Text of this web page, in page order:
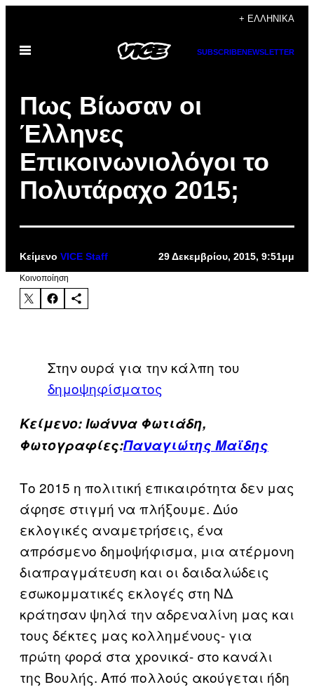
περιεχόμενο
+ ΕΛΛΗΝΙΚΆ
Ανοίξτε
SUBSCRIBENEWSLETTER
Πως Βίωσαν οι
Έλληνες
Επικοινωνιολόγοι το
Πολυτάραχο 2015;
Κείμενο VICE Staff 29 Δεκεμβρίου, 2015, 9:51μμ
Kοινοποίηση
Στην ουρά για την κάλπη του
δημοψηφίσματος
Κείμενο: Ιωάννα Φωτιάδη,
Φωτογραφίες:Παναγιώτης Μαϊδης
Το 2015 η πολιτική επικαιρότητα δεν μας
άφησε στιγμή να πλήξουμε. Δύο
εκλογικές αναμετρήσεις, ένα
απρόσμενο δημοψήφισμα, μια ατέρμονη
διαπραγμάτευση και οι δαιδαλώδεις
εσωκομματικές εκλογές στη ΝΔ
κράτησαν ψηλά την αδρεναλίνη μας και
τους δέκτες μας κολλημένους- για
πρώτη φορά στα χρονικά- στο κανάλι
της Βουλής. Από πολλούς ακούγεται ήδη